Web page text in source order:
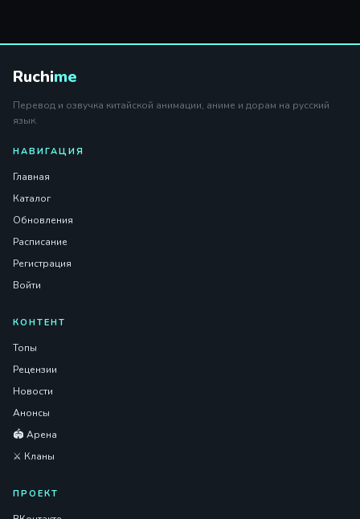
Ruchime
Перевод и озвучка китайской анимации, аниме и дорам на русский
язык.
НАВИГАЦИЯ
Главная
Каталог
Обновления
Расписание
Регистрация
Войти
КОНТЕНТ
Топы
Рецензии
Новости
Анонсы
🏟️ Арена
⚔️ Кланы
ПРОЕКТ